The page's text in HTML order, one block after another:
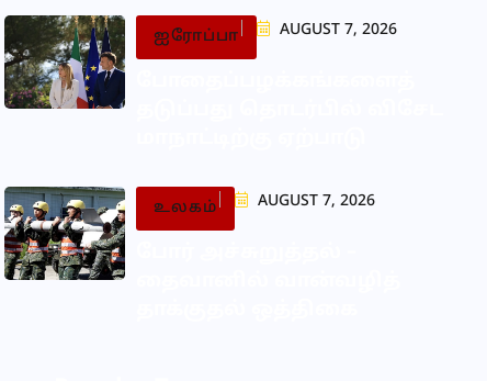
ஐரோப்பா AUGUST 7, 2026
உலகம் AUGUST 7, 2026